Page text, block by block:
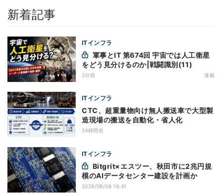
新着記事
ITインフラ
をどう見分けるのか|戦闘識別(11)
2分前 連載
ITインフラ
CTC、超重量物向け無人搬送車で大型製
造現場の搬送を自動化・省人化
24時間前
ITインフラ
模のAIデータセンター建設を計画か
2026/08/06 16:41